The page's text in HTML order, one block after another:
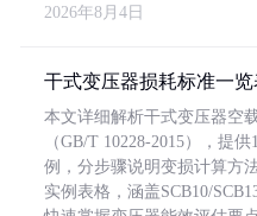
2026年8月4日
干式变压器损耗标准一
本文详细解析干式变压器空
（GB/T 10228-2015），提
例，分步骤说明变损计算方
实例表格，涵盖SCB10/